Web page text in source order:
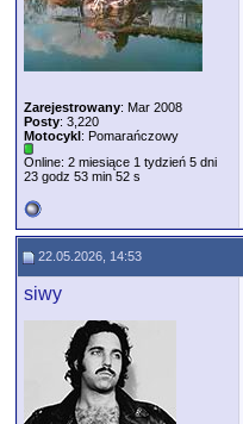
Zarejestrowany: Mar 2008
Posty: 3,220
Motocykl: Pomarańczowy
Online: 2 miesiące 1 tydzień 5 dni
23 godz 53 min 52 s
22.05.2026, 14:53
siwy